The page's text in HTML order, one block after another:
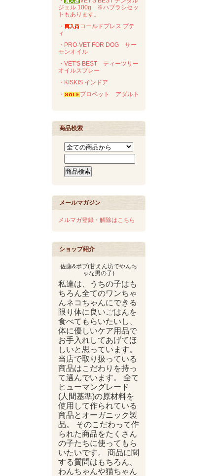
ジェル 100g ※ハブラシセッ
トもあります。
・
コールドプレス プテ
ィ
・PRO-VET FOR DOG サー
モンオイル
・VET'S BEST ティーツリー
オイルスプレー
・KISKIS インドア
・
プロベット アダルト
商品検索
メールマガジン
メルマガ登録・解除はこちら
ショップ紹介
佐藤&ボブ(甘えん坊でやんち
ゃな男の子)
私達は、うちの子はも
ちろん全てのワンちゃ
んネコちゃんにできる
限り体に良いごはんを
食べてもらいたいし、
体に優しいケア用品で
お手入れしてあげてほ
しいと思っています。
当店で取り扱っている
商品はこだわりを持っ
て選んでいます。 全て
ヒューマングレード
(人間基準)の原材料を
使用して作られている
商品とオーガニック製
品。 そのこだわって作
られた商品をたくさん
の子たちに使ってもら
いたいです。 商品に関
する質問はもちろん、
わんちゃんや猫ちゃん